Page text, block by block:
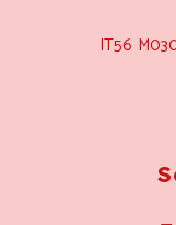
IT56